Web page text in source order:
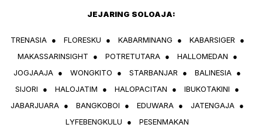
JEJARING SOLOAJA:
TRENASIA ● FLORESKU ● KABARMINANG ● KABARSIGER
●
MAKASSARINSIGHT
● POTRETUTARA ● HALLOMEDAN
●
JOGJAAJA ● WONGKITO ● STARBANJAR ● BALINESIA ●
SIJORI
● HALOJATIM ● HALOPACITAN ● IBUKOTAKINI
●
JABARJUARA ● BANGKOBOI ● EDUWARA ● JATENGAJA ●
LYFEBENGKULU
● PESENMAKAN